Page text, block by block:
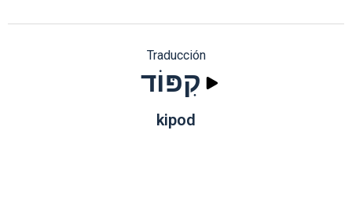
Traducción
קִפּוֹד
kipod